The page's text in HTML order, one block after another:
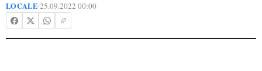
LOCALE•25.09.2022 00:00